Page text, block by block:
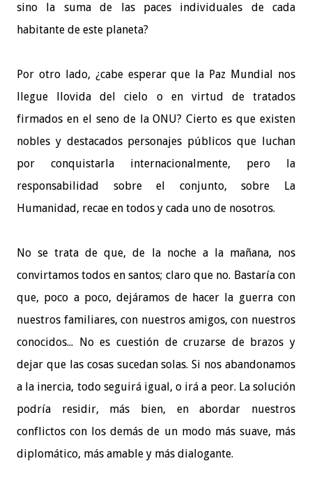
sino la suma de las paces individuales de cada
habitante de este planeta?
Por otro lado, ¿cabe esperar que la Paz Mundial nos
llegue llovida del cielo o en virtud de tratados
firmados en el seno de la ONU? Cierto es que existen
nobles y destacados personajes públicos que luchan
por conquistarla internacionalmente, pero la
responsabilidad sobre el conjunto, sobre La
Humanidad, recae en todos y cada uno de nosotros.
No se trata de que, de la noche a la mañana, nos
convirtamos todos en santos; claro que no. Bastaría con
que, poco a poco, dejáramos de hacer la guerra con
nuestros familiares, con nuestros amigos, con nuestros
conocidos... No es cuestión de cruzarse de brazos y
dejar que las cosas sucedan solas. Si nos abandonamos
a la inercia, todo seguirá igual, o irá a peor. La solución
podría residir, más bien, en abordar nuestros
conflictos con los demás de un modo más suave, más
diplomático, más amable y más dialogante.